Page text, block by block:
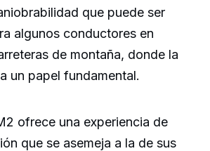
que puede ser
algunos conductores en
de montaña, donde la
un papel fundamental.
ofrece una experiencia de
que se asemeja a la de sus